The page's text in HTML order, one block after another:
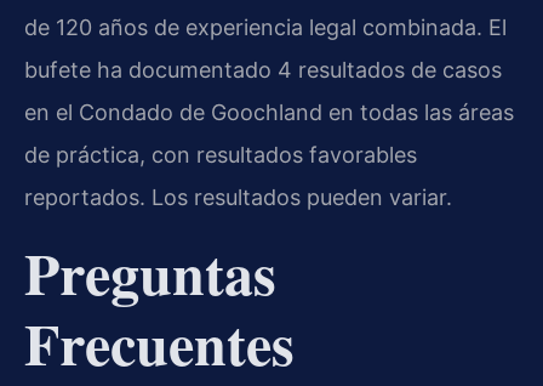
de 120 años de experiencia legal combinada. El
bufete ha documentado 4 resultados de casos
en el Condado de Goochland en todas las áreas
de práctica, con resultados favorables
reportados. Los resultados pueden variar.
Preguntas
Frecuentes